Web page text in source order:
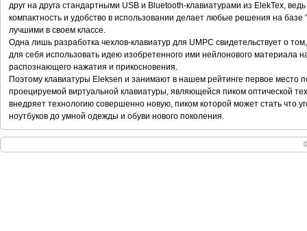
друг на друга стандартными USB и Bluetooth-клавиатурами из ElekTex,
компактность и удобство в использовании делает любые решения на базе
лучшими в своем классе.
Одна лишь разработка чехлов-клавиатур для UMPC свидетельствует о
для себя использовать идею изобретенного ими нейлонового материала
распознающего нажатия и прикосновения.
Поэтому клавиатуры Eleksen и занимают в нашем рейтинге первое место
проецируемой виртуальной клавиатуры, являющейся пиком оптической
внедряет технологию совершенно новую, пиком которой может стать что
ноутбуков до умной одежды и обуви нового поколения.